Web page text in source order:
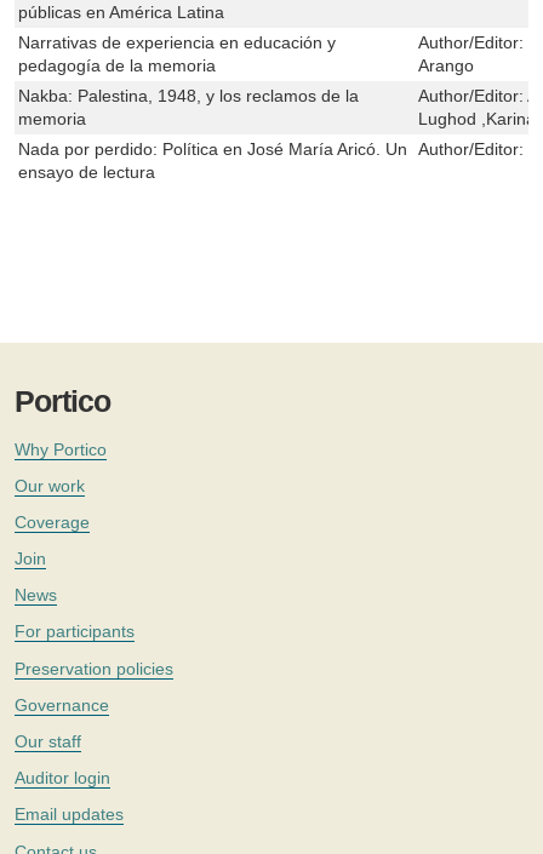
públicas en América Latina
Narrativas de experiencia en educación y
pedagogía de la memoria
Author/Editor:
Arango
Nakba: Palestina, 1948, y los reclamos de la
memoria
Author/Editor:
Lughod ,Karina
Nada por perdido: Política en José María Aricó. Un
ensayo de lectura
Author/Editor:
Portico
Why Portico
Our work
Coverage
Join
News
For participants
Preservation policies
Governance
Our staff
Auditor login
Email updates